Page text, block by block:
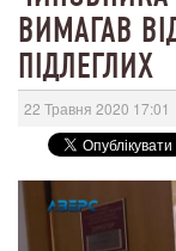
ВИМАГАВ
ПІДЛЕГЛИХ
22 Травня 2020 17:01